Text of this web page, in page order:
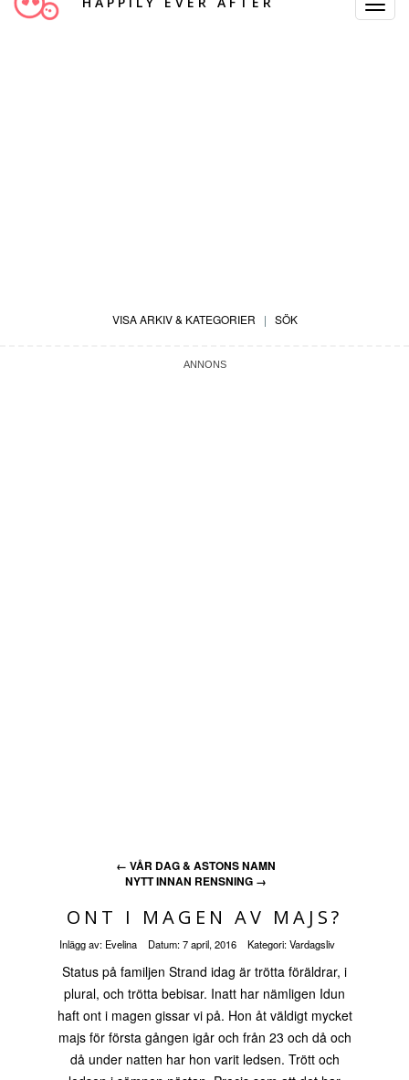
Toggle
VISA ARKIV & KATEGORIER | SÖK
← VÅR DAG & ASTONS NAMN
NYTT INNAN RENSNING →
ONT I MAGEN AV MAJS?
Inlägg av: Evelina Datum:7 april, 2016 Kategori:Vardagsliv
Status på familjen Strand idag är trötta föräldrar, i
plural, och trötta bebisar. Inatt har nämligen Idun
haft ont i magen gissar vi på. Hon åt väldigt mycket
majs för första gången igår och från 23 och då och
då under natten har hon varit ledsen. Trött och